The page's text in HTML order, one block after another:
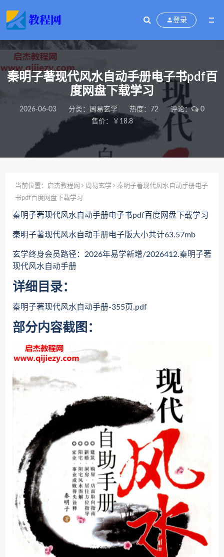
登录
秦明子著现代风水自动手册电子书pdf百
度网盘下载学习
2026-06-03 分类： 周易玄学 热度：72 评论：
0
售价：￥18.8
当前位置： 启杰教程网 周易玄学
秦明子著现代风水自动手册电子
书pdf百度网盘下载学习
秦明子著现代风水自动手册电子书pdf百度网盘下载学习
秦明子著现代风水自动手册电子版大小共计63.57mb
玄学终身会员路径：2026年易学新增/2026412.秦明子著
现代风水自动手册
详细目录：
秦明子著现代风水自动手册-355页.pdf
部分内容截图：